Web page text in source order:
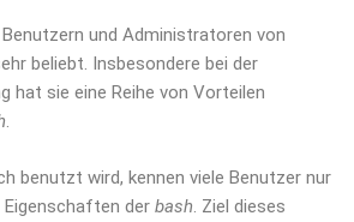
und Administratoren von
beliebt. Insbesondere bei der
hat sie eine Reihe von Vorteilen
.
benutzt wird, kennen viele Benutzer nur
der bash . Ziel dieses